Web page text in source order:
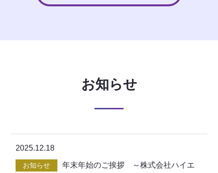
お知らせ
2025.12.18
お知らせ
年末年始のご挨拶 ～株式会社ハイエ